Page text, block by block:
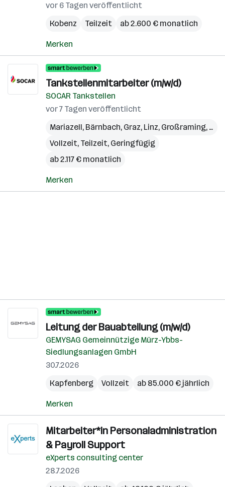
vor 6 Tagen veröffentlicht
Kobenz
Teilzeit ab 2.600 € monatlich
Merken
Tankstellenmitarbeiter (m/w/d)
SOCAR Tankstellen
vor 7 Tagen veröffentlicht
Mariazell, Bärnbach, Graz, Linz, Großraming,
Vollzeit, Teilzeit, Geringfügig
ab 2.117 € monatlich
Merken
Leitung der Bauabteilung (m/w/d)
GEMYSAG Gemeinnützige Mürz-Ybbs-
Siedlungsanlagen GmbH
30.7.2026
Kapfenberg
Vollzeit ab 85.000 € jährlich
Merken
Mitarbeiter*in Personaladministration
& Payroll Support
eXperts consulting center
28.7.2026